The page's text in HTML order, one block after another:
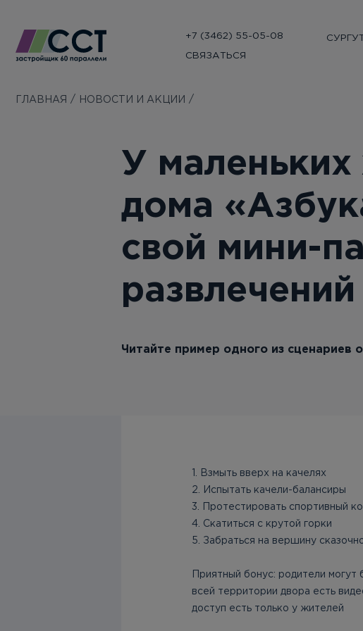
+7 (3462) 55-05-08
СВЯЗАТЬСЯ
ГЛАВНАЯ НОВОСТИ И АКЦИИ
У маленьких
дома
свой мини-
развлечений
Читайте пример одного из сценариев
1. Взмыть вверх на качелях
2. Испытать качели-балансиры
3. Протестировать спортивный
4. Скатиться с крутой горки
5. Забраться на вершину
Приятный бонус: родители
всей территории двора есть
доступ есть только у жителей